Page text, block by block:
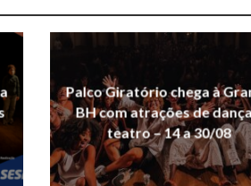
Palco Giratório chega à
BH com atrações de
teatro – 14 a 30/08